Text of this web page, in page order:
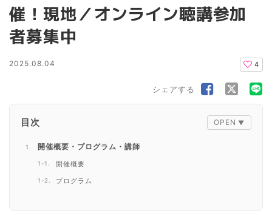
催！現地／オンライン聴講参加
者募集中
2025.08.04 4
シェアする
目次
開催概要・プログラム・講師
開催概要
プログラム